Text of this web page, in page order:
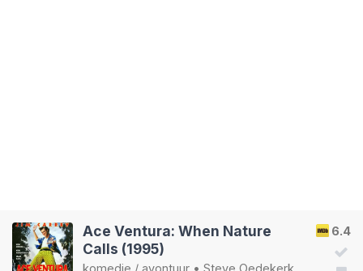
6.4
Ace Ventura: When Nature
Calls (1995)